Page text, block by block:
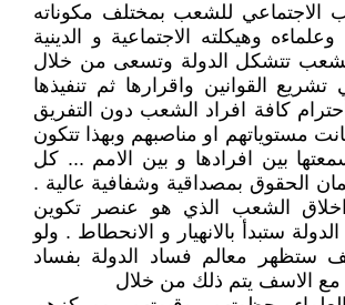
الاجتماعي للشعب بمختلف مكوناته
وعلماءه وهيكلته الاجتماعية و الدينية
تتشكل الدولة وتسعى من خلال
القوانين واقرارها ثم تنفيذها
كافة افراد الشعب دون التفريق
مستوياتهم او مناصبهم وبهذا تتكون
بين افرادها و بين الامم ... كل
الحقوق بمصداقية وشفافية عالية .
الشعب الذي هو عنصر تكوين
ستبدأ بالانهيار و الانحطاط . ولو
معالم فساد الدولة بفساد
مع الاسف يتم ذلك من خلال